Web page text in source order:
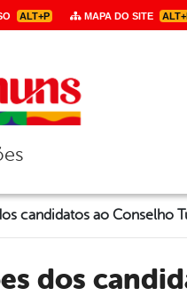
ALT+P MAPA DO SITE